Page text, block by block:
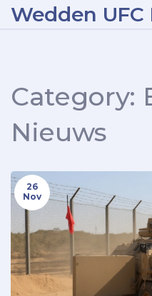
Wedden
Category:
Nieuws
26
Nov